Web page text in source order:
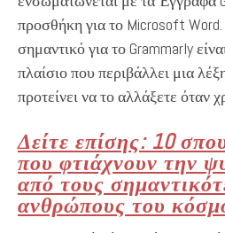
προσθήκη για το Microsoft
σημαντικό για το Grammarly
πλαίσιο που περιβάλλει μια
προτείνει να το αλλάξετε όταν
Δείτε επίσης: 10
που φτιάχνουν την
από τους
ανθρώπους του